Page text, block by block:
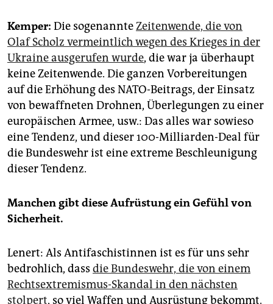
Kemper: Die sogenannteZeitenwende, die von
Olaf Scholz vermeintlich wegen des Krieges in der
Ukraine ausgerufen wurde, die war ja überhaupt
keine Zeitenwende. Die ganzen Vorbereitungen
auf die Erhöhung des NATO-Beitrags, der Einsatz
von bewaffneten Drohnen, Überlegungen zu einer
europäischen Armee, usw.: Das alles war sowieso
eine Tendenz, und dieser 100-Milliarden-Deal für
die Bundeswehr ist eine extreme Beschleunigung
dieser Tendenz.
Manchen gibt diese Aufrüstung ein Gefühl von
Sicherheit.
Lenert: Als Antifaschistinnen ist es für uns sehr
bedrohlich, dass die Bundeswehr, die von einem
Rechtsextremismus-Skandal in den nächsten
stolpert, so viel Waffen und Ausrüstung bekommt.